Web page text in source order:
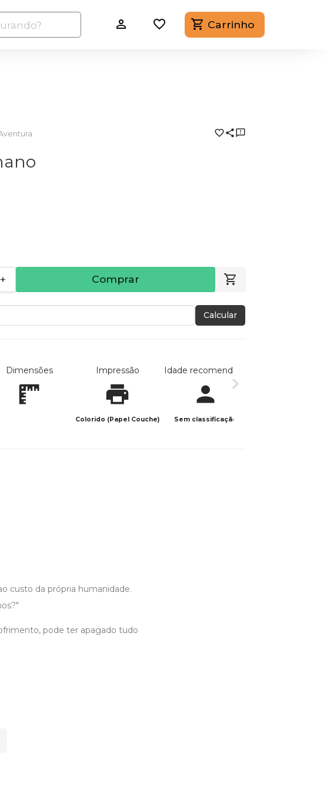
Carrinho
+ Comprar
Calcular
Dimensões Impressão
Colorido (Papel Couche)
Idade recomendada
Sem classificação
custo da própria humanidade.
pode ter apagado tudo